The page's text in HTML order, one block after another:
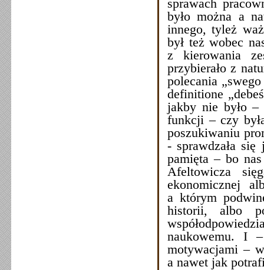
sprawach
było można a
innego, tyleż
był też wobec
z kierowania
przybierało z
polecania
definitione
jakby nie było
funkcji – czy
poszukiwaniu
- sprawdzała
pamięta – bo
Afeltowicza
ekonomicznej
a którym
historii, albo
naukowemu. I
motywacjami –
a nawet jak